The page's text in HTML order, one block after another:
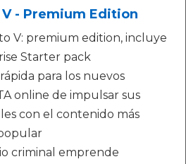
- Premium Edition
V: premium edition, incluye
Starter pack
para los nuevos
online de impulsar sus
con el contenido más
criminal emprende